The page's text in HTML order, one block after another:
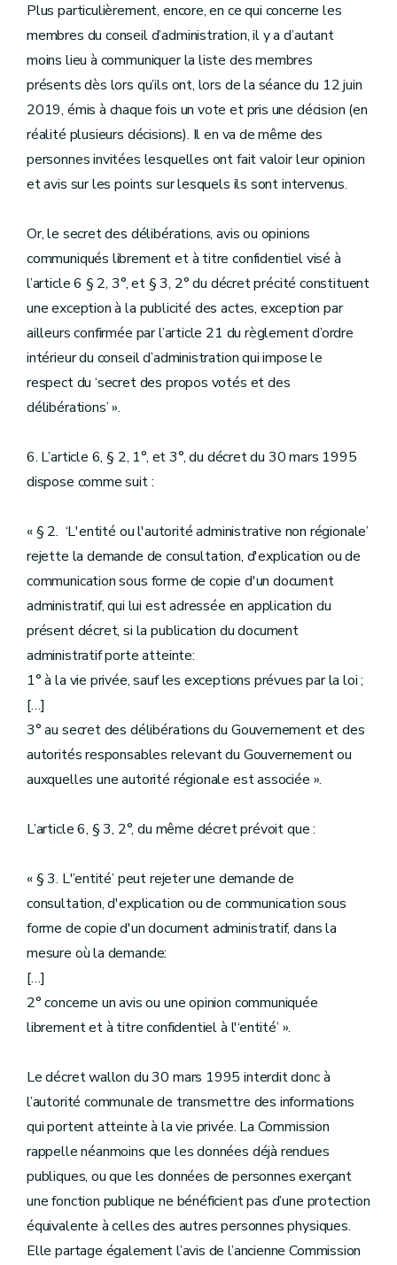
Plus particulièrement, encore, en ce qui concerne les
membres du conseil d’administration, il y a d’autant
moins lieu à communiquer la liste des membres
présents dès lors qu’ils ont, lors de la séance du 12 juin
2019, émis à chaque fois un vote et pris une décision (en
réalité plusieurs décisions). Il en va de même des
personnes invitées lesquelles ont fait valoir leur opinion
et avis sur les points sur lesquels ils sont intervenus.
Or, le secret des délibérations, avis ou opinions
communiqués librement et à titre confidentiel visé à
l’article 6 § 2, 3°, et § 3, 2° du décret précité constituent
une exception à la publicité des actes, exception par
ailleurs confirmée par l’article 21 du règlement d’ordre
intérieur du conseil d’administration qui impose le
respect du ‘secret des propos votés et des
délibérations’ ».
6. L’article 6, § 2, 1°, et 3°, du décret du 30 mars 1995
dispose comme suit :
« § 2. ‘L'entité ou l'autorité administrative non régionale’
rejette la demande de consultation, d'explication ou de
communication sous forme de copie d'un document
administratif, qui lui est adressée en application du
présent décret, si la publication du document
administratif porte atteinte:
1° à la vie privée, sauf les exceptions prévues par la loi ;
[…]
3° au secret des délibérations du Gouvernement et des
autorités responsables relevant du Gouvernement ou
auxquelles une autorité régionale est associée ».
L’article 6, § 3, 2°, du même décret prévoit que :
« § 3. L'’entité’ peut rejeter une demande de
consultation, d'explication ou de communication sous
forme de copie d'un document administratif, dans la
mesure où la demande:
[…]
2° concerne un avis ou une opinion communiquée
librement et à titre confidentiel à l'‘entité’ ».
Le décret wallon du 30 mars 1995 interdit donc à
l’autorité communale de transmettre des informations
qui portent atteinte à la vie privée. La Commission
rappelle néanmoins que les données déjà rendues
publiques, ou que les données de personnes exerçant
une fonction publique ne bénéficient pas d’une protection
équivalente à celles des autres personnes physiques.
Elle partage également l’avis de l’ancienne Commission